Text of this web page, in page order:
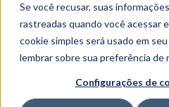
Se você recusar, suas
rastreadas quando você acessar
cookie simples será usado em
lembrar sobre sua preferência de
Configurações de
Investimento
De R$721,26
Por R$339,00*.